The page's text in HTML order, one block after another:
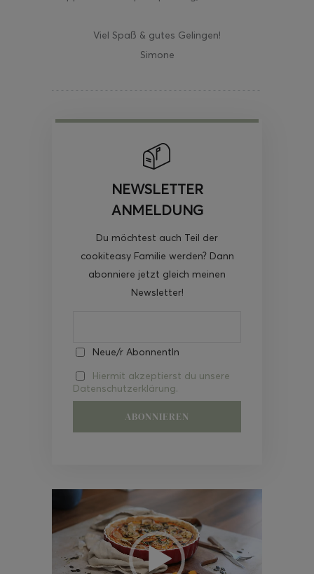
Viel Spaß & gutes Gelingen!
Simone
NEWSLETTER
ANMELDUNG
Du möchtest auch Teil der
cookiteasy Familie werden? Dann
abonniere jetzt gleich meinen
Newsletter!
Neue/r AbonnentIn
Hiermit akzeptierst du unsere
Datenschutzerklärung.
Video-